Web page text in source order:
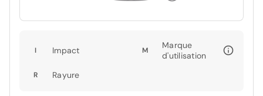
I Impact M
Marque
d'utilisation
R Rayure